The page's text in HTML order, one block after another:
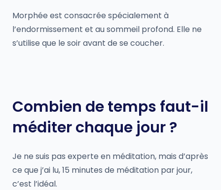
Morphée est consacrée spécialement à
l’endormissement et au sommeil profond. Elle ne
s’utilise que le soir avant de se coucher.
Combien de temps faut-il
méditer chaque jour ?
Je ne suis pas experte en méditation, mais d’après
ce que j’ai lu, 15 minutes de méditation par jour,
c’est l’idéal.